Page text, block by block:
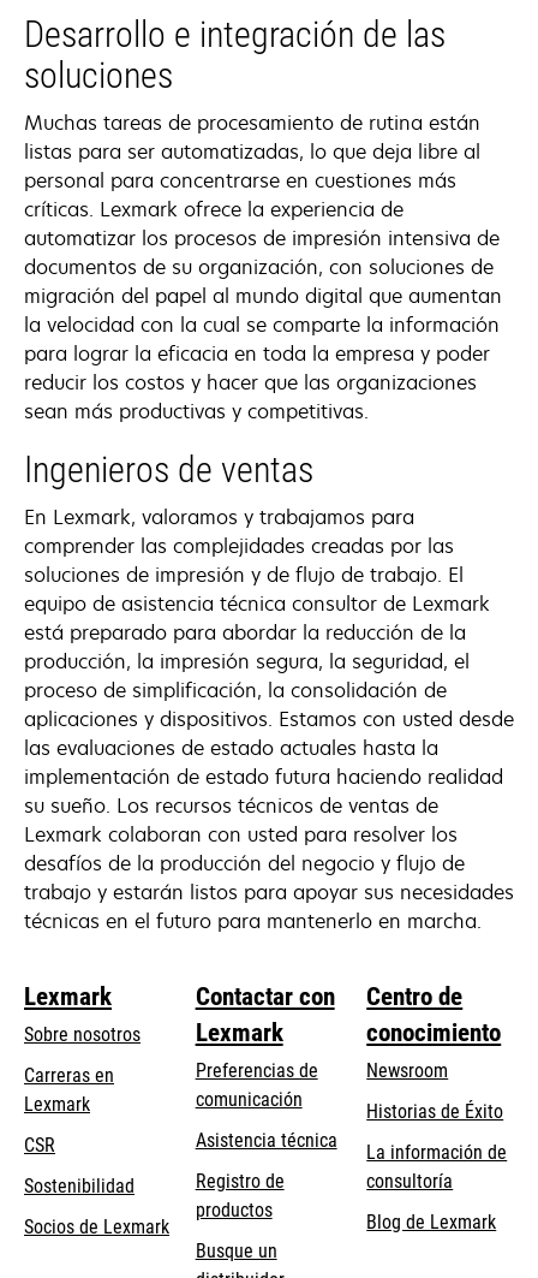
Desarrollo e integración de las
soluciones
Muchas tareas de procesamiento de rutina están
listas para ser automatizadas, lo que deja libre al
personal para concentrarse en cuestiones más
críticas. Lexmark ofrece la experiencia de
automatizar los procesos de impresión intensiva de
documentos de su organización, con soluciones de
migración del papel al mundo digital que aumentan
la velocidad con la cual se comparte la información
para lograr la eficacia en toda la empresa y poder
reducir los costos y hacer que las organizaciones
sean más productivas y competitivas.
Ingenieros de ventas
En Lexmark, valoramos y trabajamos para
comprender las complejidades creadas por las
soluciones de impresión y de flujo de trabajo. El
equipo de asistencia técnica consultor de Lexmark
está preparado para abordar la reducción de la
producción, la impresión segura, la seguridad, el
proceso de simplificación, la consolidación de
aplicaciones y dispositivos. Estamos con usted desde
las evaluaciones de estado actuales hasta la
implementación de estado futura haciendo realidad
su sueño. Los recursos técnicos de ventas de
Lexmark colaboran con usted para resolver los
desafíos de la producción del negocio y flujo de
trabajo y estarán listos para apoyar sus necesidades
técnicas en el futuro para mantenerlo en marcha.
Lexmark
Sobre nosotros
Carreras en
Lexmark
CSR
Sostenibilidad
Socios de Lexmark
Contactar con
Lexmark
Preferencias de
comunicación
se
abre
en
una
pestaña
Asistencia técnicase
abre
Registro de
productos
Busque un
Centro de
conocimiento
Newsroom
Historias de Éxito
La información de
consultoría
Blog de Lexmark